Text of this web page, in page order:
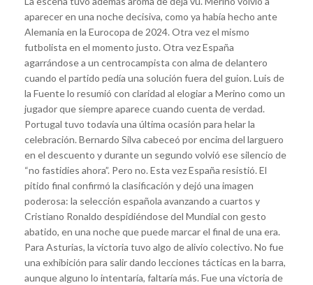
aparecer en una noche decisiva, como ya había hecho ante
Alemania en la Eurocopa de 2024. Otra vez el mismo
futbolista en el momento justo. Otra vez España
agarrándose a un centrocampista con alma de delantero
cuando el partido pedía una solución fuera del guion. Luis de
la Fuente lo resumió con claridad al elogiar a Merino como un
jugador que siempre aparece cuando cuenta de verdad.
Portugal tuvo todavía una última ocasión para helar la
celebración. Bernardo Silva cabeceó por encima del larguero
en el descuento y durante un segundo volvió ese silencio de
“no fastidies ahora”. Pero no. Esta vez España resistió. El
pitido final confirmó la clasificación y dejó una imagen
poderosa: la selección española avanzando a cuartos y
Cristiano Ronaldo despidiéndose del Mundial con gesto
abatido, en una noche que puede marcar el final de una era.
Para Asturias, la victoria tuvo algo de alivio colectivo. No fue
una exhibición para salir dando lecciones tácticas en la barra,
aunque alguno lo intentaría, faltaría más. Fue una victoria de